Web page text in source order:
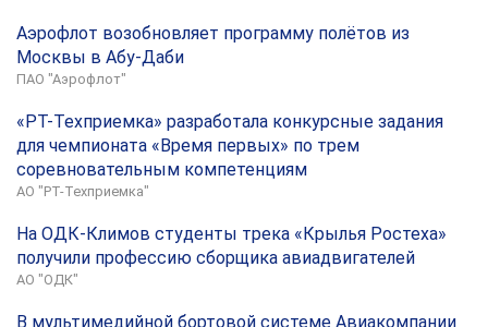
Аэрофлот возобновляет программу полётов из
Москвы в Абу-Даби
ПАО "Аэрофлот"
«РТ-Техприемка» разработала конкурсные задания
для чемпионата «Время первых» по трем
соревновательным компетенциям
АО "РТ-Техприемка"
На ОДК-Климов студенты трека «Крылья Ростеха»
получили профессию сборщика авиадвигателей
АО "ОДК"
В мультимедийной бортовой системе Авиакомпании